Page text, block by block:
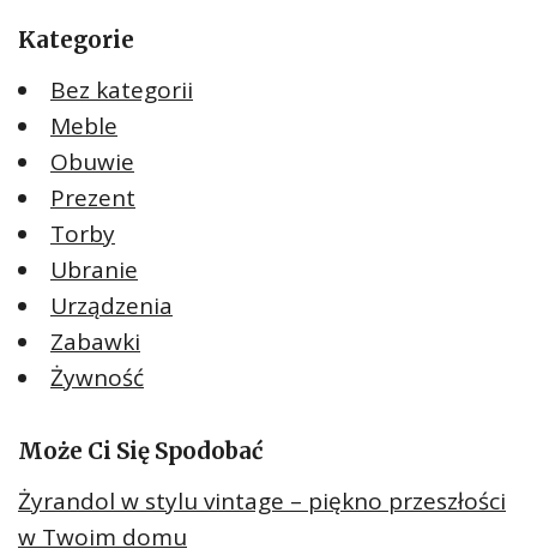
Kategorie
Bez kategorii
Meble
Obuwie
Prezent
Torby
Ubranie
Urządzenia
Zabawki
Żywność
Może Ci Się Spodobać
Żyrandol w stylu vintage – piękno przeszłości
w Twoim domu